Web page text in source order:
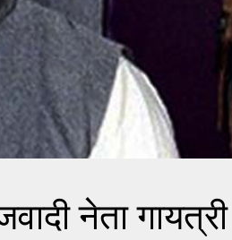
नेता गायत्री